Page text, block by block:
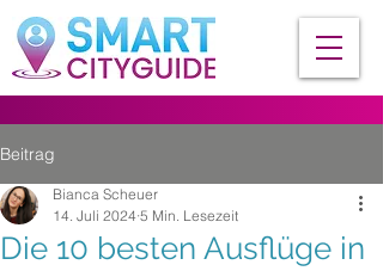
Beitrag
Die 10 besten Ausflüge in
Bianca Scheuer
14. Juli 2024 5 Min. Lesezeit